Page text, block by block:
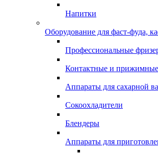
Напитки
Оборудование для фаст-фуда,
Профессиональные
Контактные и
Аппараты для сахарной
Сокоохладители
Блендеры
Аппараты для